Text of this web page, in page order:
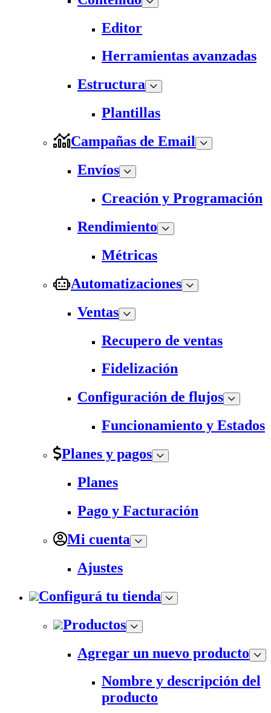
Editor
Herramientas avanzadas
Estructura
Plantillas
Campañas de Email
Envíos
Creación y Programación
Rendimiento
Métricas
Automatizaciones
Ventas
Recupero de ventas
Fidelización
Configuración de flujos
Funcionamiento y Estados
Planes y pagos
Planes
Pago y Facturación
Mi cuenta
Ajustes
Configurá tu tienda
Productos
Agregar un nuevo producto
Nombre y descripción del
producto